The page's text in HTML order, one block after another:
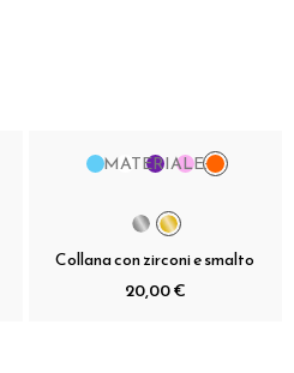
MATERIALE:
Collana con zirconi e smalto
20,00 €